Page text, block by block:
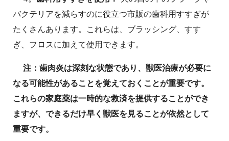
バクテリアを減らすのに役立つ市販の歯科用すすぎが
たくさんあります。これらは、ブラッシング、すす
ぎ、フロスに加えて使用できます。
注：歯肉炎は深刻な状態であり、獣医治療が必要に
なる可能性があることを覚えておくことが重要です。
これらの家庭薬は一時的な救済を提供することができ
ますが、できるだけ早く獣医を見ることが依然として
重要です。